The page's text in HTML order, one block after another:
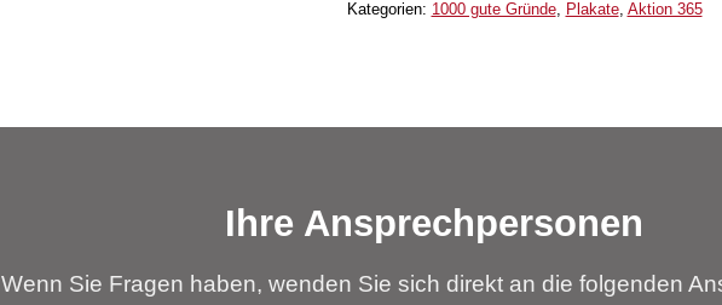
Kategorien: 1000 gute Gründe, Plakate, Aktion 365
Ihre Ansprechpersonen
Wenn Sie Fragen haben, wenden Sie sich direkt an die folgenden